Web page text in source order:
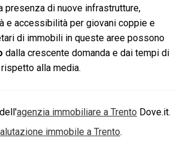
presenza di nuove infrastrutture,
e accessibilità per giovani coppie e
di immobili in queste aree possono
dalla crescente domanda e dai tempi di
alla media.
agenzia immobiliare a Trento Dove.it.
immobile a Trento.